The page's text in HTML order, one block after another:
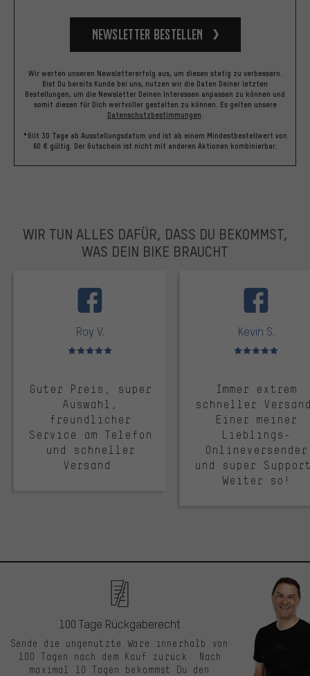
Newsletter bestellen
Wir werten unseren Newslettererfolg aus, um diesen stetig zu verbessern.
Bist Du bereits Kunde bei uns, nutzen wir die Daten Deiner letzten
Bestellungen, um die Newsletter Deinen Interessen anpassen zu können und
somit diesen für Dich wertvoller gestalten zu können. Es gelten unsere
Datenschutzbestimmungen
*Gilt 30 Tage ab Ausstellungsdatum und ist ab einem Mindestbestellwert von
60 € gültig. Der Gutschein ist nicht mit anderen Aktionen kombinierbar.
WIR TUN ALLES DAFÜR, DASS DU BEKOMMST,
WAS DEIN BIKE BRAUCHT
Roy V.
Bewertungen: 5 von 5
Guter Preis, super
Auswahl,
freundlicher
Service am Telefon
und schneller
Versand.
Kevin S.
Bewertungen: 5 von 5
Immer extrem
schneller
Einer meiner
Lieblings-
Onlineversender
und super
Weiter so!
100 Tage Rückgaberecht
Sende die ungenutzte Ware innerhalb von
100 Tagen nach dem Kauf zurück. Nach
maximal 10 Tagen bekommst Du den